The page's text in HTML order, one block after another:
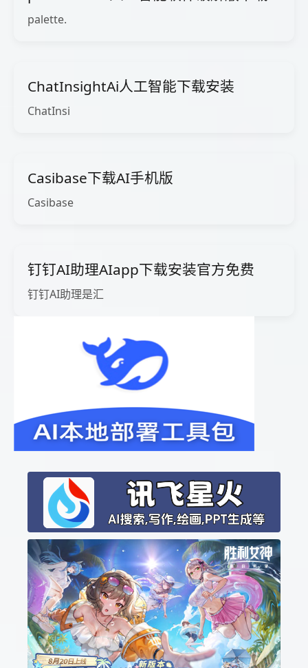
palette.
ChatInsightAi人工智能下载安装
ChatInsi
Casibase下载AI手机版
Casibase
钉钉AI助理AIapp下载安装官方免费
钉钉AI助理是汇